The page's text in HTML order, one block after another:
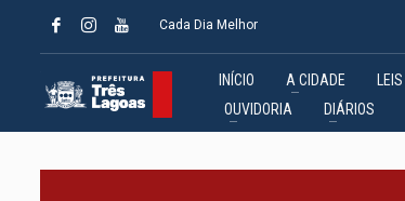
Cada Dia Melhor
INÍCIO A CIDADE LEIS
OUVIDORIA
DIÁRIOS